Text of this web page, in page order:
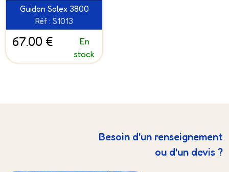
Guidon Solex 3800
Réf : S1013
67.00 €
En
stock
Besoin d'un renseignement
ou d'un devis ?